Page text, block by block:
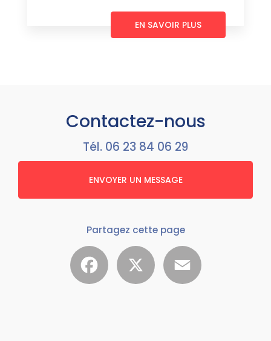
EN SAVOIR PLUS
Contactez-nous
Tél. 06 23 84 06 29
ENVOYER UN MESSAGE
Partagez cette page
Facebook